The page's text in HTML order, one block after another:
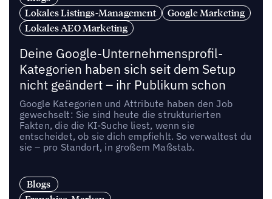
Lokales Listings-Management
Google Marketing
Lokales AEO Marketing
Deine Google-Unternehmensprofil-
Kategorien haben sich seit dem Setup
nicht geändert – ihr Publikum schon
Google Kategorien und Attribute haben den Job
gewechselt: Sie sind heute die strukturierten
Fakten, die die KI-Suche liest, wenn sie
entscheidet, ob sie dich empfiehlt. So verwaltest du
sie – pro Standort, in großem Maßstab.
Blogs